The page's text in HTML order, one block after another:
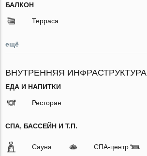
БАЛКОН
Терраса
ещё
ВНУТРЕННЯЯ ИНФРАСТРУКТУРА
ЕДА И НАПИТКИ
Ресторан
СПА, БАССЕЙН И Т.П.
Сауна СПА-центр